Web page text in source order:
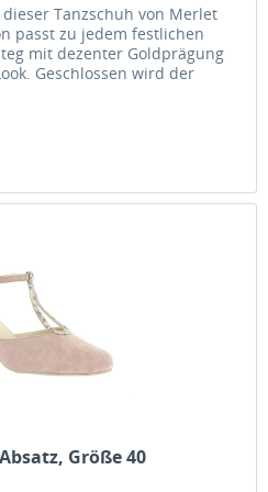
Tanzschuh von Merlet
passt zu jedem festlichen
mit dezenter Goldprägung
Geschlossen wird der
Größe 40